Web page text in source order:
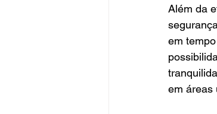
Além da
em
em áreas